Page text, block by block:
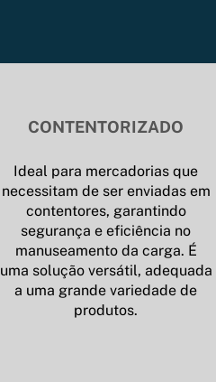
CONTENTORIZADO
Ideal para mercadorias que
necessitam de ser enviadas em
contentores, garantindo
segurança e eficiência no
manuseamento da carga. É
uma solução versátil, adequada
a uma grande variedade de
produtos.